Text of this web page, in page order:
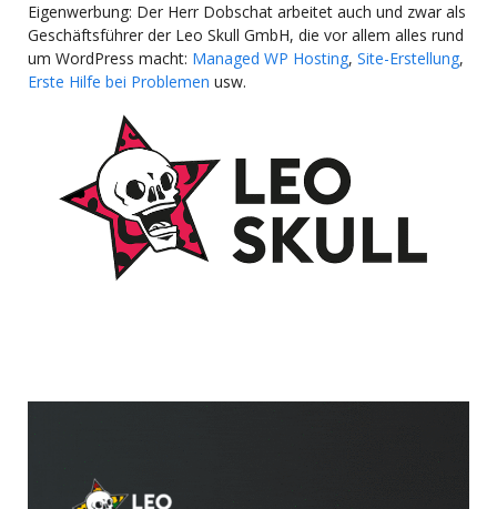
Eigenwerbung: Der Herr Dobschat arbeitet auch und zwar als
Geschäftsführer der Leo Skull GmbH, die vor allem alles rund
um WordPress macht: Managed WP Hosting, Site-Erstellung,
Erste Hilfe bei Problemen usw.